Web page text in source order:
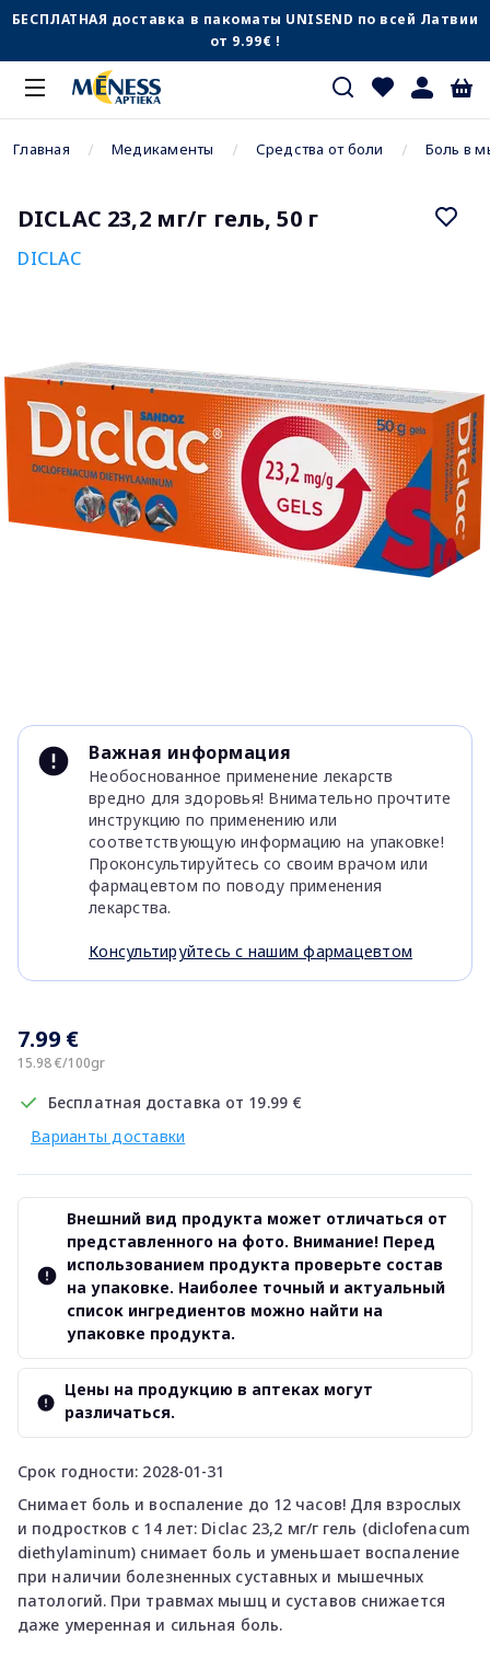
БЕСПЛАТНАЯ доставка в пакоматы UNISEND по всей Латвии
от 9.99€ !
Главная Медикаменты Средства от боли Боль в
DICLAC 23,2 мг/г гель, 50 г
DICLAC
Важная информация
Необоснованное применение лекарств
вредно для здоровья! Внимательно прочтите
инструкцию по применению или
соответствующую информацию на упаковке!
Проконсультируйтесь со своим врачом или
фармацевтом по поводу применения
лекарства.
Консультируйтесь с нашим фармацевтом
7.99 €
15.98 €/100gr
Бесплатная доставка от 19.99 €
Варианты доставки
Срок годности: 2028-01-31
Снимает боль и воспаление до 12 часов! Для взрослых
и подростков с 14 лет: Diclac 23,2 мг/г гель (diclofenacum
diethylaminum) снимает боль и уменьшает воспаление
при наличии болезненных суставных и мышечных
патологий. При травмах мышц и суставов снижается
даже умеренная и сильная боль.
Внешний вид продукта может отличаться от
представленного на фото. Внимание! Перед
использованием продукта проверьте состав
на упаковке. Наиболее точный и актуальный
список ингредиентов можно найти на
упаковке продукта.
Цены на продукцию в аптеках могут
различаться.